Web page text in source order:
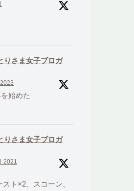
りさま女子ブロガ
始めた
りさま女子ブロガ
2021
ト×2、スコーン、